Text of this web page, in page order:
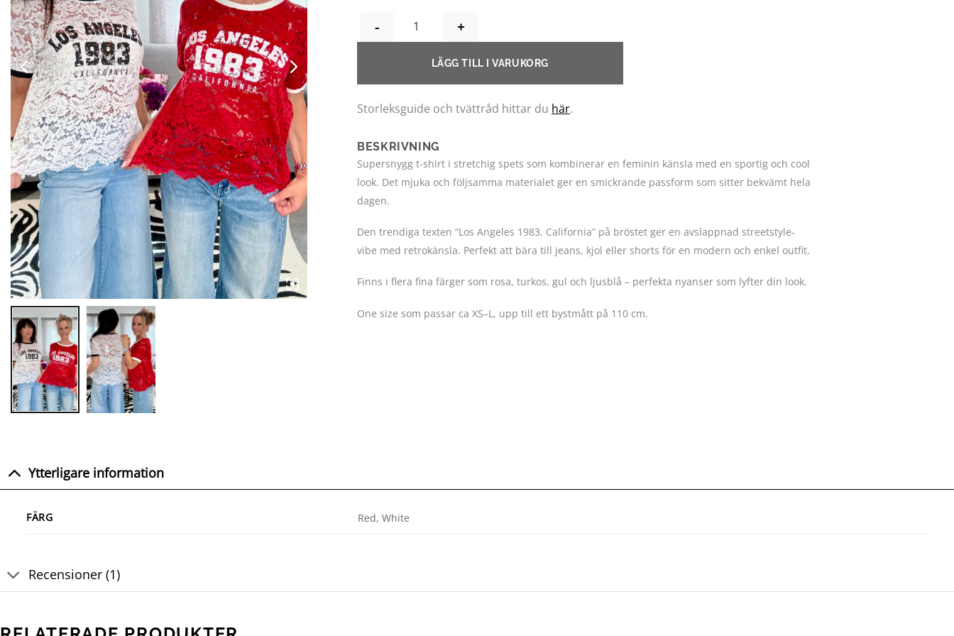
SPORTY SPETSTOPP - RÖD OCH VIT MÄNGD
LÄGG TILL I VARUKORG
Storleksguide och tvättråd hittar du här.
BESKRIVNING
Supersnygg t-shirt i stretchig spets som kombinerar en feminin känsla med en sportig och cool
look. Det mjuka och följsamma materialet ger en smickrande passform som sitter bekvämt hela
dagen.
Den trendiga texten “Los Angeles 1983, California” på bröstet ger en avslappnad streetstyle-
vibe med retrokänsla. Perfekt att bära till jeans, kjol eller shorts för en modern och enkel outfit.
Finns i flera fina färger som rosa, turkos, gul och ljusblå – perfekta nyanser som lyfter din look.
One size som passar ca XS–L, upp till ett bystmått på 110 cm.
Ytterligare information
FÄRG Red, White
Recensioner (1)